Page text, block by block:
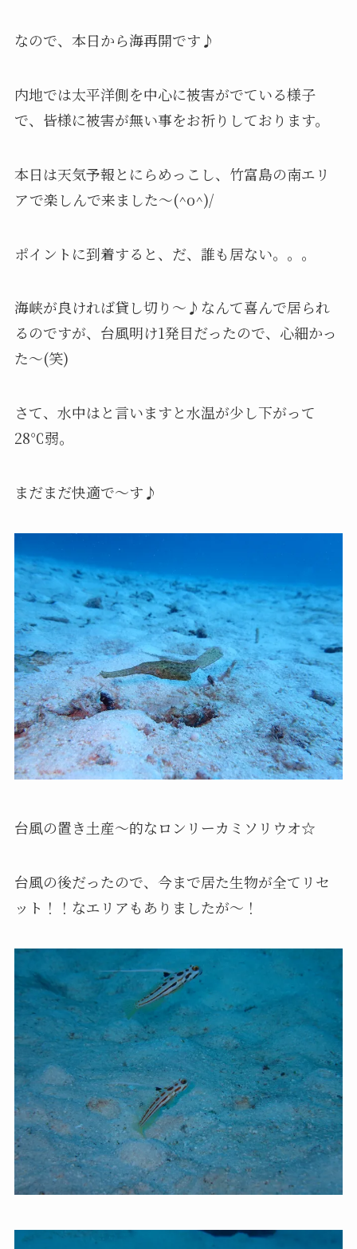
なので、本日から海再開です♪
内地では太平洋側を中心に被害がでている様子
で、皆様に被害が無い事をお祈りしております。
本日は天気予報とにらめっこし、竹富島の南エリ
アで楽しんで来ました～(^o^)/
ポイントに到着すると、だ、誰も居ない。。。
海峡が良ければ貸し切り～♪なんて喜んで居られ
るのですが、台風明け1発目だったので、心細かっ
た～(笑)
さて、水中はと言いますと水温が少し下がって
28℃弱。
まだまだ快適で～す♪
台風の置き土産～的なロンリーカミソリウオ☆
台風の後だったので、今まで居た生物が全てリセ
ット！！なエリアもありましたが～！